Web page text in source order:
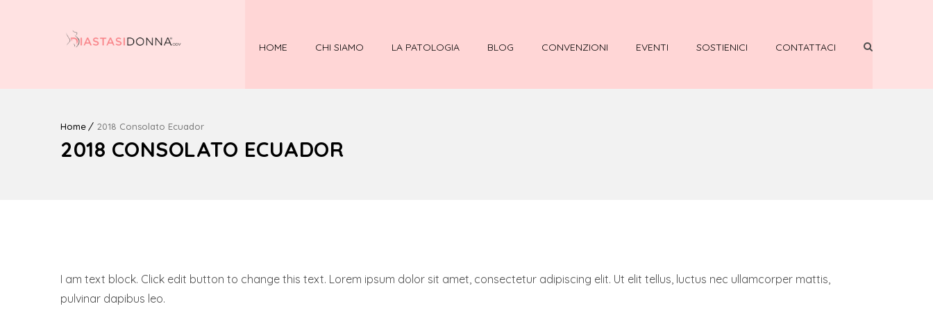
HOME CHI SIAMO LA PATOLOGIA BLOG CONVENZIONI EVENTI SOSTIENICI CONTATTACI
Home 2018 Consolato Ecuador
2018 CONSOLATO ECUADOR
I am text block. Click edit button to change this text. Lorem ipsum dolor sit amet, consectetur adipiscing elit. Ut elit tellus, luctus nec ullamcorper mattis,
pulvinar dapibus leo.